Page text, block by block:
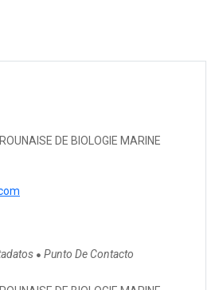
DE BIOLOGIE MARINE
● Punto De Contacto